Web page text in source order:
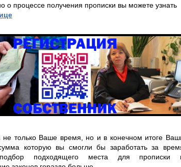
о процессе получения прописки вы можете узнать
только Ваше время, но и в конечном итоге
которую вы смогли бы заработать за
подходящего места для прописки